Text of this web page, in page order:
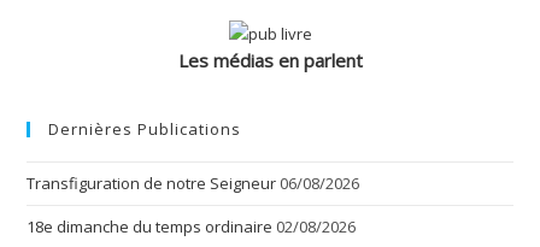
Les médias en parlent
Dernières Publications
Transfiguration de notre Seigneur 06/08/2026
18e dimanche du temps ordinaire 02/08/2026